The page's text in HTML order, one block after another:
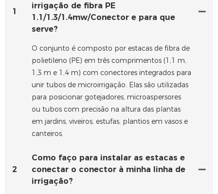
1
irrigação de fibra PE
1.1/1.3/1.4mw/Conector e para que
serve?
O conjunto é composto por estacas de fibra de
polietileno (PE) em três comprimentos (1,1 m,
1,3 m e 1,4 m) com conectores integrados para
unir tubos de microirrigação. Elas são utilizadas
para posicionar gotejadores, microaspersores
ou tubos com precisão na altura das plantas
em jardins, viveiros, estufas, plantios em vasos e
canteiros.
2
Como faço para instalar as estacas e
conectar o conector à minha linha de
irrigação?